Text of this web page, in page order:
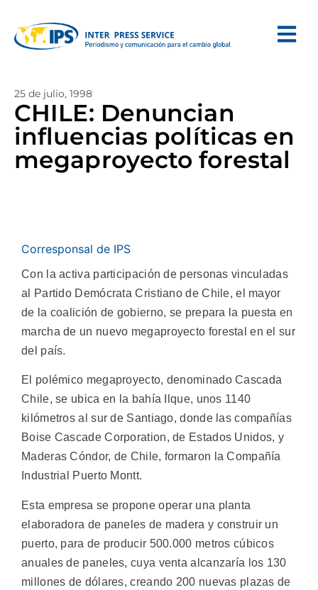
25 de julio, 1998
CHILE: Denuncian
influencias políticas en
megaproyecto forestal
Corresponsal de IPS
Con la activa participación de personas vinculadas
al Partido Demócrata Cristiano de Chile, el mayor
de la coalición de gobierno, se prepara la puesta en
marcha de un nuevo megaproyecto forestal en el sur
del país.
El polémico megaproyecto, denominado Cascada
Chile, se ubica en la bahía Ilque, unos 1140
kilómetros al sur de Santiago, donde las compañías
Boise Cascade Corporation, de Estados Unidos, y
Maderas Cóndor, de Chile, formaron la Compañía
Industrial Puerto Montt.
Esta empresa se propone operar una planta
elaboradora de paneles de madera y construir un
puerto, para de producir 500.000 metros cúbicos
anuales de paneles, cuya venta alcanzaría los 130
millones de dólares, creando 200 nuevas plazas de